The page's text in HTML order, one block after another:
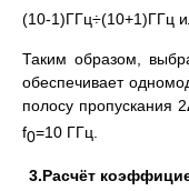
(10-1)ГГц÷(10+1)ГГц
Таким образом,
обеспечивает
полосу пропускания
f0=10 ГГц.
3.Расчёт